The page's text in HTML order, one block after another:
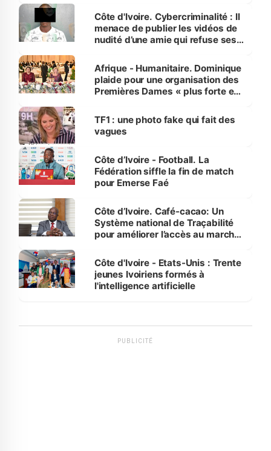
des Transports
Côte d'Ivoire. Cybercriminalité : Il
menace de publier les vidéos de
nudité d’une amie qui refuse ses
Afrique - Humanitaire. Dominique
plaide pour une organisation des
Premières Dames « plus forte et
sur la scène internationale »
TF1 : une photo fake qui fait des
vagues
Côte d’Ivoire - Football. La
Fédération siffle la fin de match
pour Emerse Faé
Côte d’Ivoire. Café-cacao: Un
Système national de Traçabilité
pour améliorer l’accès au marché
Côte d'Ivoire - Etats-Unis : Trente
jeunes Ivoiriens formés à
l'intelligence artificielle
PUBLICITÉ